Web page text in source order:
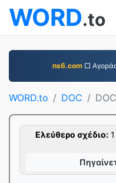
WORD.to
ns6.com□
WORD.to DOC
Ελεύθερο σχέδιο: